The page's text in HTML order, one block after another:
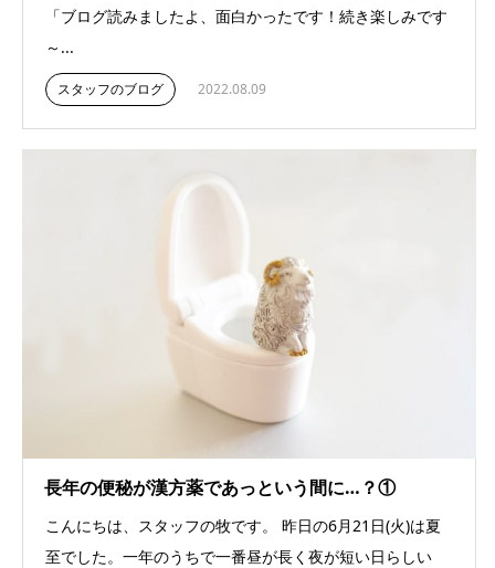
「ブログ読みましたよ、面白かったです！続き楽しみです
～...
スタッフのブログ 2022.08.09
長年の便秘が漢方薬であっという間に…？①
こんにちは、スタッフの牧です。 昨日の6月21日(火)は夏
至でした。一年のうちで一番昼が長く夜が短い日らしい